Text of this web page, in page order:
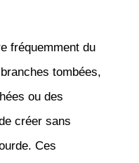
fréquemment du
tombées,
ou des
créer sans
Ces